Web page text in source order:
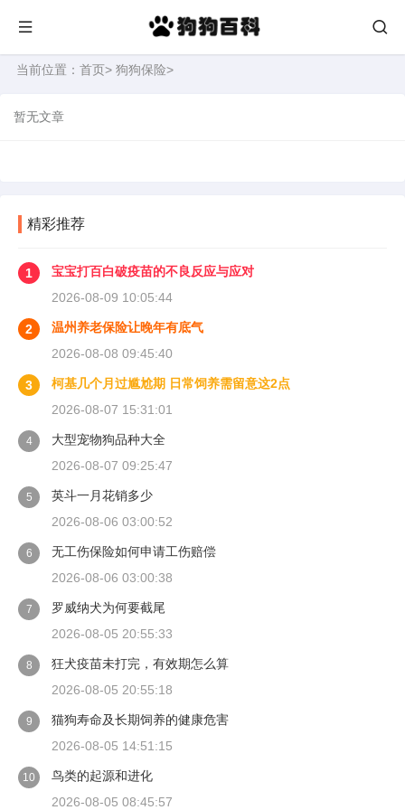
当前位置： 首页> 狗狗保险>
暂无文章
精彩推荐
1
宝宝打百白破疫苗的不良反应与应对
2026-08-09 10:05:44
2
温州养老保险让晚年有底气
2026-08-08 09:45:40
3
柯基几个月过尴尬期 日常饲养需留意这2点
2026-08-07 15:31:01
4
大型宠物狗品种大全
2026-08-07 09:25:47
5
英斗一月花销多少
2026-08-06 03:00:52
6
无工伤保险如何申请工伤赔偿
2026-08-06 03:00:38
7
罗威纳犬为何要截尾
2026-08-05 20:55:33
8
狂犬疫苗未打完，有效期怎么算
2026-08-05 20:55:18
9
猫狗寿命及长期饲养的健康危害
2026-08-05 14:51:15
10
鸟类的起源和进化
2026-08-05 08:45:57